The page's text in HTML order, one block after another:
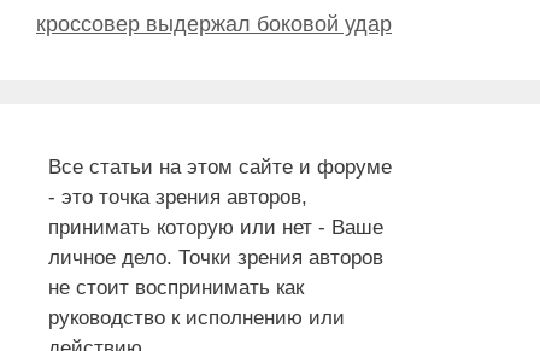
кроссовер выдержал боковой удар
Все статьи на этом сайте и форуме
- это точка зрения авторов,
принимать которую или нет - Ваше
личное дело. Точки зрения авторов
не стоит воспринимать как
руководство к исполнению или